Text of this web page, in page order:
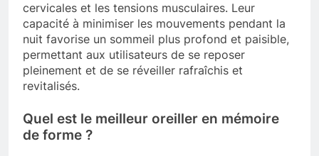
cervicales et les tensions musculaires. Leur
capacité à minimiser les mouvements pendant la
nuit favorise un sommeil plus profond et paisible,
permettant aux utilisateurs de se reposer
pleinement et de se réveiller rafraîchis et
revitalisés.
Quel est le meilleur oreiller en mémoire
de forme ?